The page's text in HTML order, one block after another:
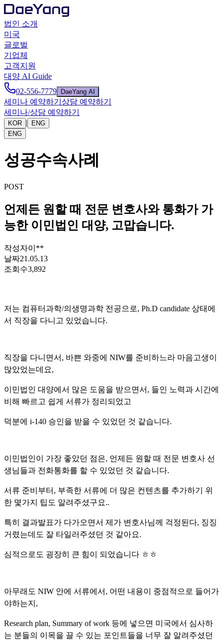
법인 소개
미국
글로벌
기업체
고객지원
대양 AI Guide
02-556-7779
DaeYang AI
세미나 예약하기 상담 예약하기
세미나/상담 예약하기
KOR |
ENG
ENG
성공수속사례
POST
언제든 원할 때 전문 변호사와 통화가 가
능한 이민법인 대양, 고맙습니다.
작성자이**
날짜21.05.13
조회수3,892
저는 컴퓨터과학/의생명과학 전공으로, Ph.D candidate 상태에
서 직장을 다니고 있었습니다.
직장을 다니면서, 바쁜 와중에 NIW를 준비하느라 마음고생이
많았었는데요,
이민법인 대양에서 많은 도움을 받으면서, 들인 노력과 시간에
비해 빠르고 쉽게 서류가 정리되었고
덕분에 i-140 승인을 받을 수 있었던 것 같습니다.
이민법인이 가장 좋았던 점은, 언제든 원할 때 전문 변호사 선
생님들과 전화통화를 할 수 있었던 것 같습니다.
서류 준비부터, 부족한 서류에 더 많은 컨텐츠를 추가하기 위
한 몇가지 팁도 알려주셨구요..
특히 결과발표가 다가오면서 제가 변호사님께 걱정된다, 징징
거렸는데도 잘 타일러주셨던 것 같아요.
심적으로도 굉장히 큰 힘이 되었습니다 ㅎㅎ
아무래도 NIW 안에 서류에서, 어떤 내용이 중점적으로 들어가
야하는지,
Research plan, Summary of work 등에 넣으면 미국에서 심사하
는 분들의 이목을 끌 수 있는 포인트들을 너 무 잘 알려주셨던